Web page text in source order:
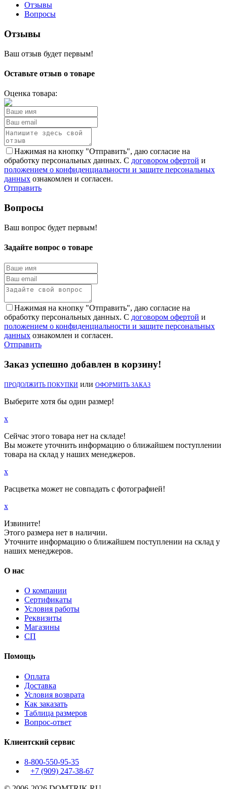
Отзывы
Вопросы
Отзывы
Ваш отзыв будет первым!
Оставьте отзыв о товаре
Оценка товара:
Нажимая на кнопку "Отправить", даю согласие на
обработку персональных данных. С договором офертой и
положением о конфиденциальности и защите персональных
данных ознакомлен и согласен.
Отправить
Вопросы
Ваш вопрос будет первым!
Задайте вопрос о товаре
Нажимая на кнопку "Отправить", даю согласие на
обработку персональных данных. С договором офертой и
положением о конфиденциальности и защите персональных
данных ознакомлен и согласен.
Отправить
Заказ успешно добавлен в корзину!
ПРОДОЛЖИТЬ ПОКУПКИ или ОФОРМИТЬ ЗАКАЗ
Выберите хотя бы один размер!
x
Сейчас этого товара нет на складе!
Вы можете уточнить информацию о ближайшем поступлении
товара на склад у наших менеджеров.
x
Расцветка может не совпадать с фотографией!
x
Извините!
Этого размера нет в наличии.
Уточните информацию о ближайшем поступлении на склад у
наших менеджеров.
О нас
О компании
Сертификаты
Условия работы
Реквизиты
Магазины
СП
Помощь
Оплата
Доставка
Условия возврата
Как заказать
Таблица размеров
Вопрос-ответ
Клиентский сервис
8-800-550-95-35
+7 (909) 247-38-67